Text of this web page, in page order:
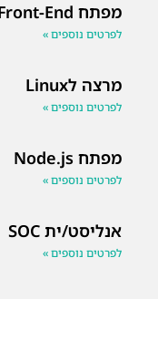
מפתח Front-End
לפרטים נוספים »
מרצה לLinux
לפרטים נוספים »
מפתח Node.js
לפרטים נוספים »
אנליסט/ית SOC
לפרטים נוספים »